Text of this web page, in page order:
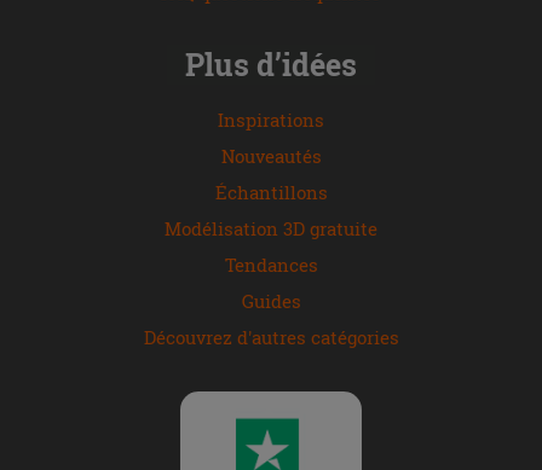
Plus d’idées
Inspirations
Nouveautés
Échantillons
Modélisation 3D gratuite
Tendances
Guides
Découvrez d'autres catégories